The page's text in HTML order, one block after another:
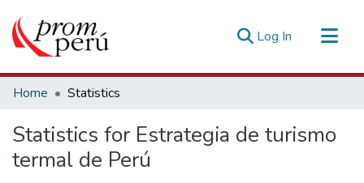
Log In (current)
Communities & Collections
Estadísticas Externas
Home Statistics
Statistics for Estrategia de turismo
termal de Perú